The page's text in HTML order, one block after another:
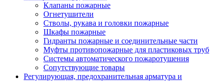
Клапаны пожарные
Огнетушители
Стволы, рукава и головки пожарные
Шкафы пожарные
Гидранты пожарные и соединительные части
Муфты противопожарные для пластиковых труб
Системы автоматического пожаротушения
Сопутствующие товары
Регулирующая, предохранительная арматура и